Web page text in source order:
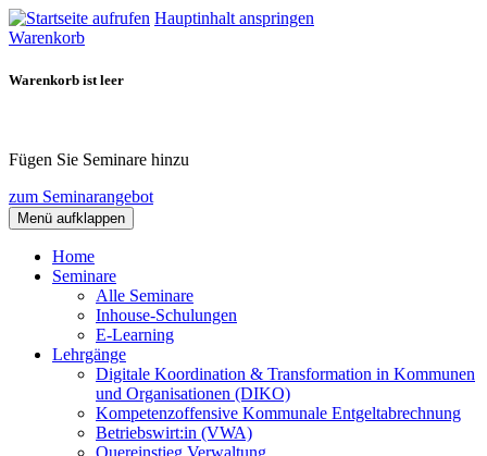
Hauptinhalt anspringen
Warenkorb
Warenkorb ist leer
Fügen Sie Seminare hinzu
zum Seminarangebot
Menü aufklappen
Home
Seminare
Alle Seminare
Inhouse-Schulungen
E-Learning
Lehrgänge
Digitale Koordination & Transformation in Kommunen
und Organisationen (DIKO)
Kompetenzoffensive Kommunale Entgeltabrechnung
Betriebswirt:in (VWA)